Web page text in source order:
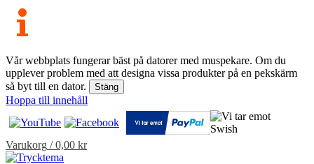
Vår webbplats fungerar bäst på datorer med muspekare. Om du
upplever problem med att designa vissa produkter på en pekskärm
så byt till en dator.
Stäng
Hoppa till innehåll
Varukorg /0,00 kr